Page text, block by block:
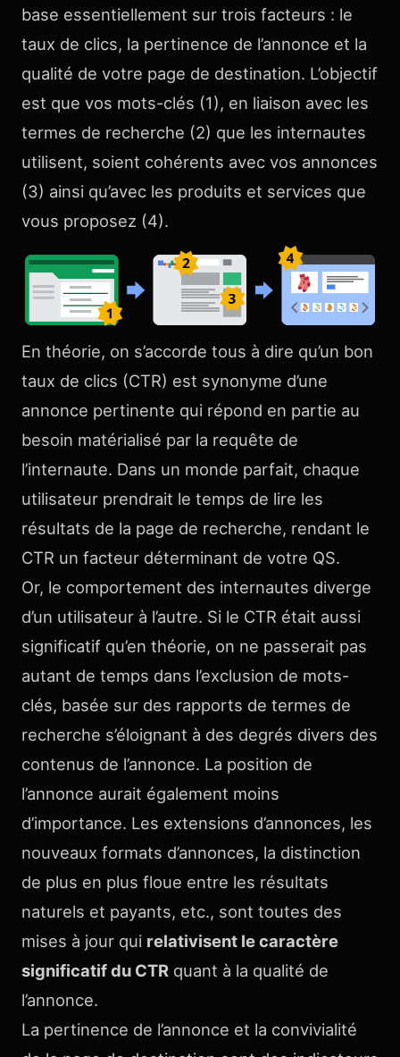
base essentiellement sur trois facteurs : le
taux de clics, la pertinence de l’annonce et la
qualité de votre page de destination. L’objectif
est que vos mots-clés (1), en liaison avec les
termes de recherche (2) que les internautes
utilisent, soient cohérents avec vos annonces
(3) ainsi qu’avec les produits et services que
vous proposez (4).
En théorie, on s’accorde tous à dire qu’un bon
taux de clics (CTR) est synonyme d’une
annonce pertinente qui répond en partie au
besoin matérialisé par la requête de
l’internaute. Dans un monde parfait, chaque
utilisateur prendrait le temps de lire les
résultats de la page de recherche, rendant le
CTR un facteur déterminant de votre QS.
Or, le comportement des internautes diverge
d’un utilisateur à l’autre. Si le CTR était aussi
significatif qu’en théorie, on ne passerait pas
autant de temps dans l’exclusion de mots-
clés, basée sur des rapports de termes de
recherche s’éloignant à des degrés divers des
contenus de l’annonce. La position de
l’annonce aurait également moins
d’importance. Les extensions d’annonces, les
nouveaux formats d’annonces, la distinction
de plus en plus floue entre les résultats
naturels et payants, etc., sont toutes des
mises à jour qui relativisent le caractère
significatif du CTR quant à la qualité de
l’annonce.
La pertinence de l’annonce et la convivialité